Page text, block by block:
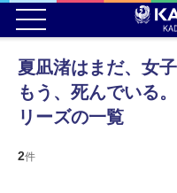
夏凪渚はまだ、女
もう、死んでいる
リーズの一覧
2件